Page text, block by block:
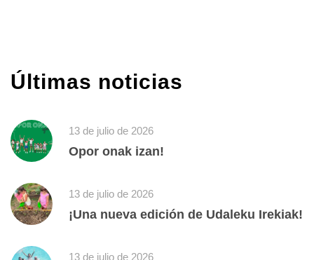
Últimas noticias
13 de julio de 2026
Opor onak izan!
13 de julio de 2026
¡Una nueva edición de Udaleku Irekiak!
13 de julio de 2026